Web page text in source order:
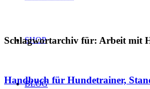
SHOP
BLOG
Schlagwortarchiv für: Arbeit mit
Handbuch für Hundetrainer,